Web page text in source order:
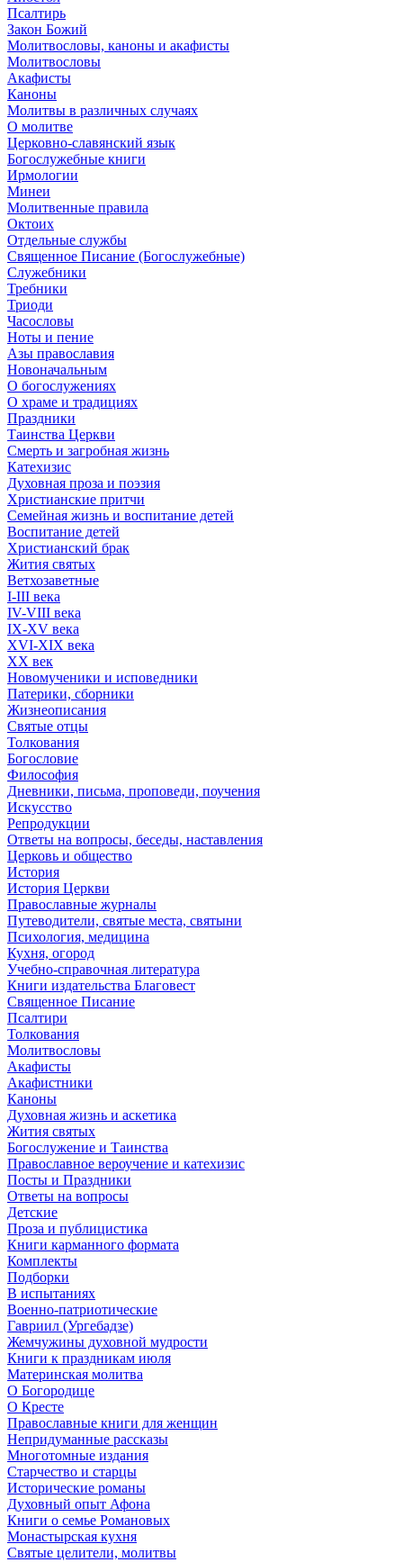
Псалтирь
Закон Божий
Молитвословы, каноны и акафисты
Молитвословы
Акафисты
Каноны
Молитвы в различных случаях
О молитве
Церковно-славянский язык
Богослужебные книги
Ирмологии
Минеи
Молитвенные правила
Октоих
Отдельные службы
Священное Писание (Богослужебные)
Служебники
Требники
Триоди
Часословы
Ноты и пение
Азы православия
Новоначальным
О богослужениях
О храме и традициях
Праздники
Таинства Церкви
Смерть и загробная жизнь
Катехизис
Духовная проза и поэзия
Христианские притчи
Семейная жизнь и воспитание детей
Воспитание детей
Христианский брак
Жития святых
Ветхозаветные
I-III века
IV-VIII века
IX-XV века
XVI-XIX века
XX век
Новомученики и исповедники
Патерики, сборники
Жизнеописания
Святые отцы
Толкования
Богословие
Философия
Дневники, письма, проповеди, поучения
Искусство
Репродукции
Ответы на вопросы, беседы, наставления
Церковь и общество
История
История Церкви
Православные журналы
Путеводители, святые места, святыни
Психология, медицина
Кухня, огород
Учебно-справочная литература
Книги издательства Благовест
Священное Писание
Псалтири
Толкования
Молитвословы
Акафисты
Акафистники
Каноны
Духовная жизнь и аскетика
Жития святых
Богослужение и Таинства
Православное вероучение и катехизис
Посты и Праздники
Ответы на вопросы
Детские
Проза и публицистика
Книги карманного формата
Комплекты
Подборки
В испытаниях
Военно-патриотические
Гавриил (Ургебадзе)
Жемчужины духовной мудрости
Книги к праздникам июля
Материнская молитва
О Богородице
О Кресте
Православные книги для женщин
Непридуманные рассказы
Многотомные издания
Старчество и старцы
Исторические романы
Духовный опыт Афона
Книги о семье Романовых
Монастырская кухня
Святые целители, молитвы